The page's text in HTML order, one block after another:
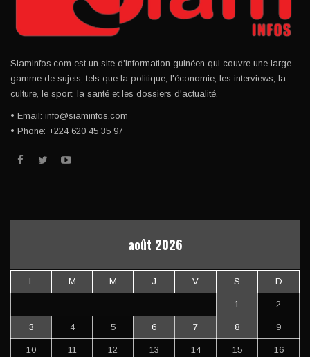
Siaminfos.com est un site d'information guinéen qui couvre une large
gamme de sujets, tels que la politique, l'économie, les interviews, la
culture, le sport, la santé et les dossiers d'actualité.
• Email: info@siaminfos.com
• Phone: +224 620 45 35 97
août 2026
L M M J V S D
1 2
3 4 5 6 7 8 9
10 11 12 13 14 15 16